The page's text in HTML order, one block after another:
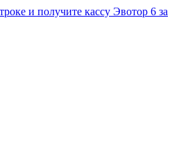
и получите кассу Эвотор 6 за